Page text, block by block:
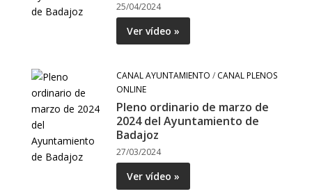
25/04/2024
Ver vídeo »
CANAL AYUNTAMIENTO / CANAL PLENOS
ONLINE
Pleno ordinario de marzo de
2024 del Ayuntamiento de
Badajoz
27/03/2024
Ver vídeo »